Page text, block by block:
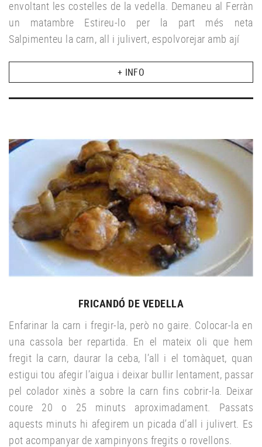
envoltant les costelles de la vedella. Demaneu al Ferràn
un matambre Estireu-lo per la part més neta
Salpimenteu la carn, all i julivert, espolvorejar amb ají
+ INFO
FRICANDÓ DE VEDELLA
Enfarinar la carn i fregir-la, però no gaire. Colocar-la en
una cassola ber repartida. En el mateix oli que hem
fregit la carn, daurar la ceba, l’all i el tomàquet, quan
estigui tou afegir l’aigua i deixar bullir lentament, passar
pel colador xinès a sobre la carn fins cobrir-la. Deixar
coure 20 o 25 minuts aproximadament. Passats
aquests minuts hi afegirem un picada d’all i julivert. Es
pot acompanyar de xampinyons fregits o rovellons.